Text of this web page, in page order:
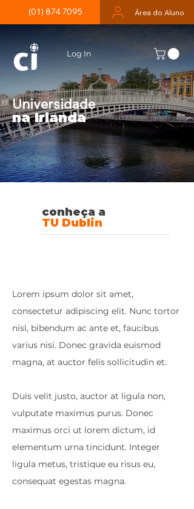
(01) 874 7095 Área do Aluno
Universidade
na Irlanda
Log In
conheça a
TU Dublin
Lorem ipsum dolor sit amet,
consectetur adipiscing elit. Nunc tortor
nisl, bibendum ac ante et, faucibus
varius nisi. Donec gravida euismod
magna, at auctor felis sollicitudin et.
Duis velit justo, auctor at ligula non,
vulputate maximus purus. Donec
maximus orci ut lorem dictum, id
elementum urna tincidunt. Integer
ligula metus, tristique eu risus eu,
consequat egestas magna.